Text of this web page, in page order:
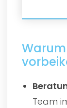
Team